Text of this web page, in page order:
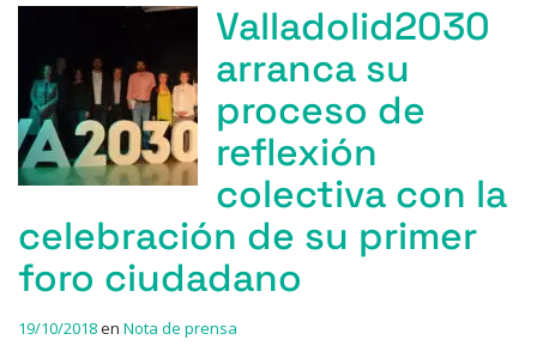
Valladolid2030
arranca su
proceso de
reflexión
colectiva con la
celebración de su primer
foro ciudadano
19/10/2018en Nota de prensa